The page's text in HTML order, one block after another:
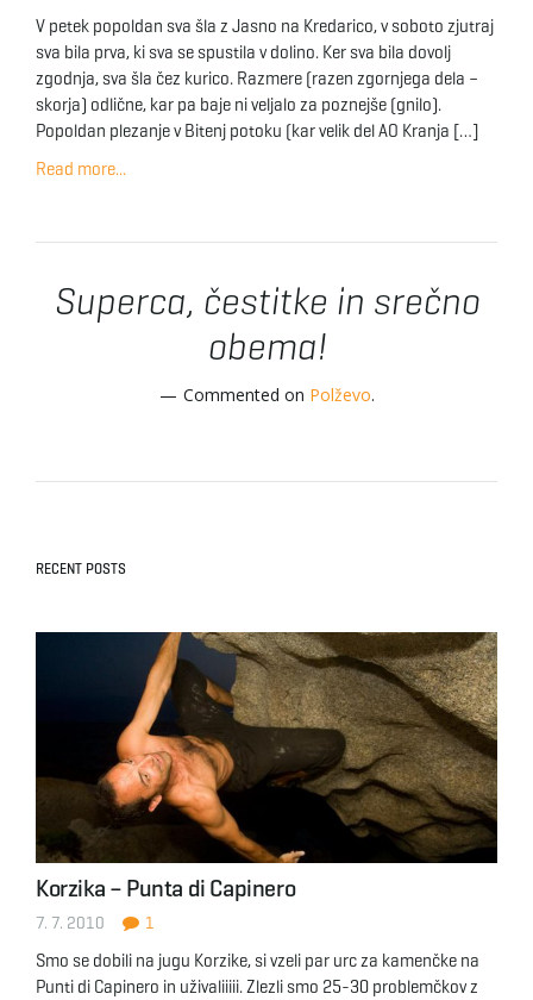
V petek popoldan sva šla z Jasno na Kredarico, v soboto zjutraj
sva bila prva, ki sva se spustila v dolino. Ker sva bila dovolj
zgodnja, sva šla čez kurico. Razmere (razen zgornjega dela –
skorja) odlične, kar pa baje ni veljalo za poznejše (gnilo).
Popoldan plezanje v Bitenj potoku (kar velik del AO Kranja […]
Read more...
Superca, čestitke in srečno
obema!
Commented on Polževo.
RECENT POSTS
Korzika – Punta di Capinero
7. 7. 2010 1
Smo se dobili na jugu Korzike, si vzeli par urc za kamenčke na
Punti di Capinero in uživaliiiii. Zlezli smo 25-30 problemčkov z